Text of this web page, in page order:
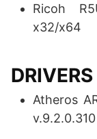
Ricoh
x32/x64
Atheros